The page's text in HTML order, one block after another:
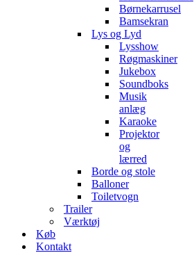
Børnekarrusel
Bamsekran
Lys og Lyd
Lysshow
Røgmaskiner
Jukebox
Soundboks
Musik
anlæg
Karaoke
Projektor
og
lærred
Borde og stole
Balloner
Toiletvogn
Trailer
Værktøj
Køb
Kontakt